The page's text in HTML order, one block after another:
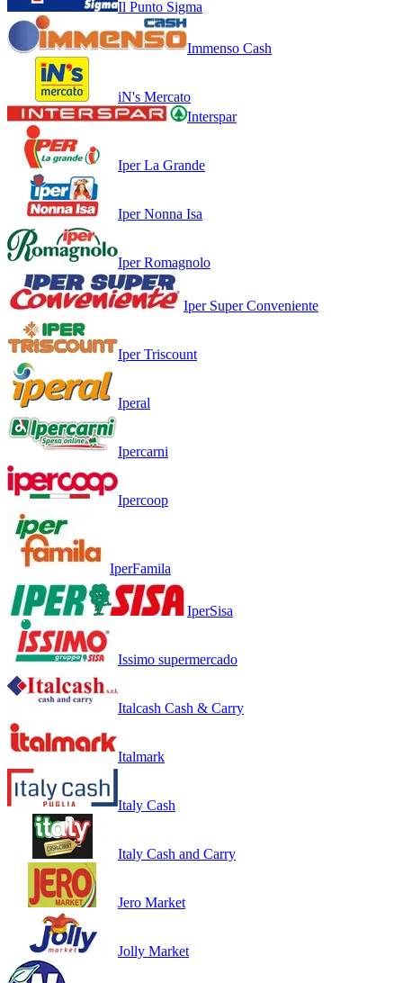
Il Punto Sigma
Immenso Cash
iN's Mercato
Interspar
Iper La Grande
Iper Nonna Isa
Iper Romagnolo
Iper Super Conveniente
Iper Triscount
Iperal
Ipercarni
Ipercoop
IperFamila
IperSisa
Issimo supermercado
Italcash Cash & Carry
Italmark
Italy Cash
Italy Cash and Carry
Jero Market
Jolly Market